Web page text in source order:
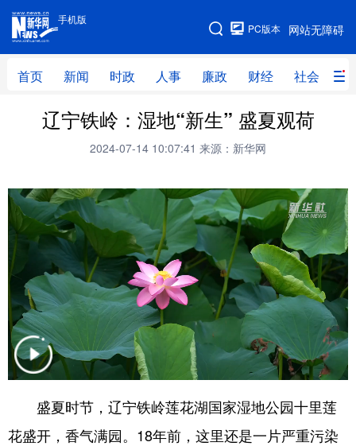
手机版
网站无障碍
PC版本
首页 新闻 时政 人事 廉政 财经 社会 科
手机版
网站地图
首页 新闻 时政 人事
财经 社会
文化 教育 健康 旅游
体育 视频 直播 无人机
地方频道
北京 天津 河北 山西
辽宁 吉林 上海 江苏
浙江 安徽 福建 江西
山东 河南 湖北 湖南
辽宁铁岭：湿地“新生” 盛夏观荷
2024-07-14 10:07:41 来源：新华网
盛夏时节，辽宁铁岭莲花湖国家湿地公园十里莲
花盛开，香气满园。18年前，这里还是一片严重污染